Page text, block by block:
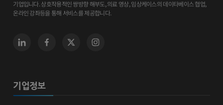
기업입니다. 상호작용적인 쌍방향 해부도, 의료 영상, 임상케이스의 데이타베이스 협업,
온라인 강좌등을 통해 서비스를 제공합니다.
기업정보